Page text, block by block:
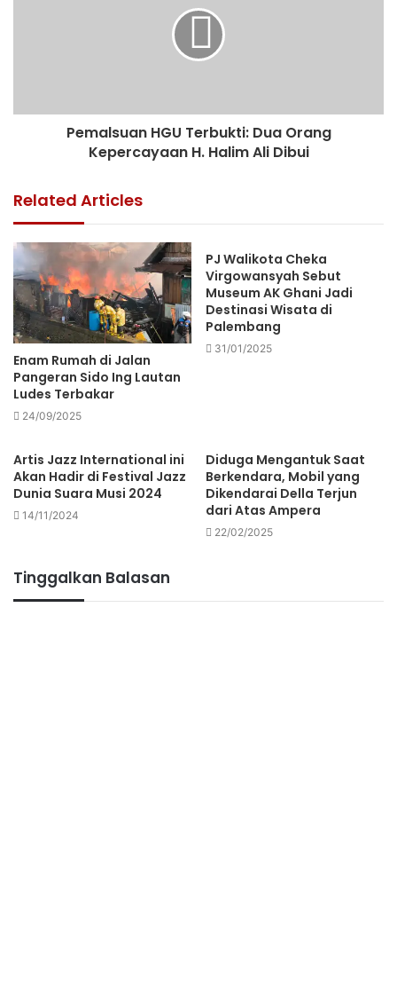
Pemalsuan HGU Terbukti: Dua Orang
Kepercayaan H. Halim Ali Dibui
Related Articles
Enam Rumah di Jalan
Pangeran Sido Ing Lautan
Ludes Terbakar
24/09/2025
PJ Walikota Cheka
Virgowansyah Sebut
Museum AK Ghani Jadi
Destinasi Wisata di
Palembang
31/01/2025
Artis Jazz International ini
Akan Hadir di Festival Jazz
Dunia Suara Musi 2024
14/11/2024
Diduga Mengantuk Saat
Berkendara, Mobil yang
Dikendarai Della Terjun
dari Atas Ampera
22/02/2025
Tinggalkan Balasan